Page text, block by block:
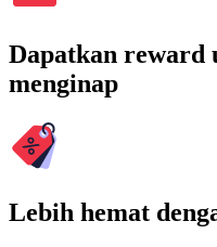
Dapatkan reward
menginap
Lebih hemat